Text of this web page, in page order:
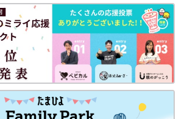
が、日本で販売されないワケ
児の転落事故。危ないのはベランダより
よONLINE」で過去に公開されたもので
筆当時の情報であり、現在と異なる場合が